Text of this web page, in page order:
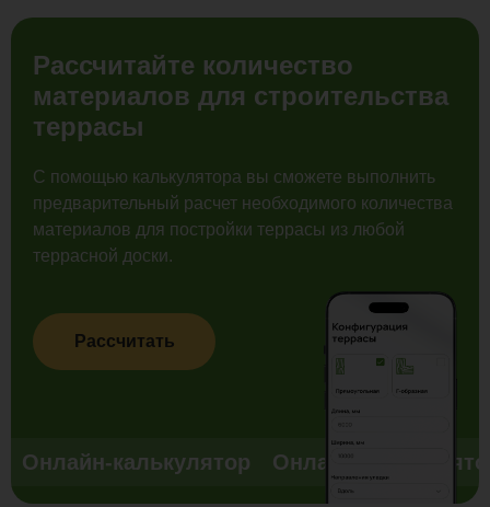
Рассчитайте количество
материалов для строительства
террасы
С помощью калькулятора вы сможете выполнить
предварительный расчет необходимого количества
материалов для постройки террасы из любой
террасной доски.
Рассчитать
Онлайн-калькулятор Онлайн-